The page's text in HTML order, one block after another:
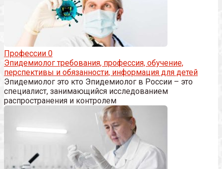
Профессии 0
Эпидемиолог требования, профессия, обучение,
перспективы и обязанности, информация для детей
Эпидемиолог это кто Эпидемиолог в России – это
специалист, занимающийся исследованием
распространения и контролем